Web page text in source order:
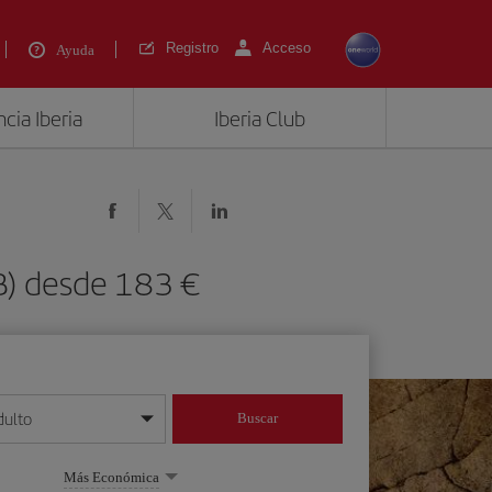
Ayuda Registro Acceso
Iberia Iberia Club
desde 183 €
mes/año
Buscar
Más Económica